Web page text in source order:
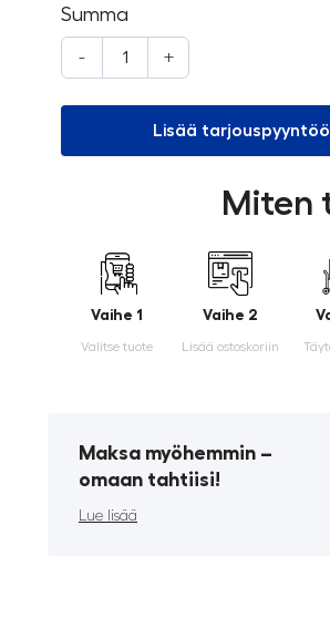
Summa
- +
Lisää
Miten
Vaihe 1
Valitse tuote
Vaihe 2
Lisää ostoskoriin
Maksa myöhemmin ­–
omaan tahtiisi!
Lue lisää